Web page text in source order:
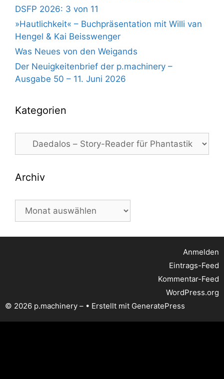
DSFP 2026: 3 von 11
»Hautlichkeit« – Buchpräsentation mit Willi van
Hengel & Kai Beisswenger
Was Neues von den Weigands
Der Neuigkeitenbrief der p.machinery –
Ausgabe 50 – 11. Juni 2026
Kategorien
Kategorien
Archiv
Archiv
Anmelden
Eintrags-Feed
Kommentar-Feed
WordPress.org
© 2026 p.machinery – • Erstellt mit GeneratePress